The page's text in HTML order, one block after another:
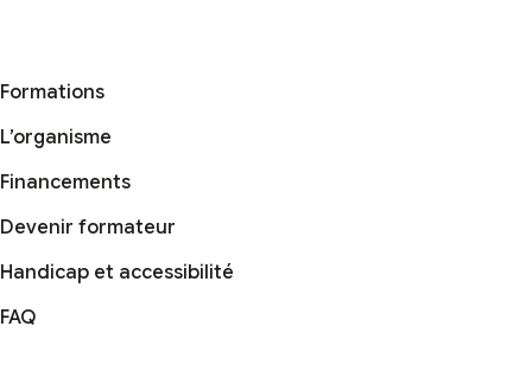
Formations
L’organisme
Financements
Devenir formateur
Handicap et accessibilité
FAQ